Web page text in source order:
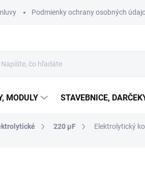
Podmienky ochrany osobných
MODULY STAVEBNICE,
220 μF Elektrolytický